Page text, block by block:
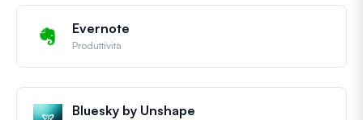
Evernote
Produttività
Bluesky by Unshape